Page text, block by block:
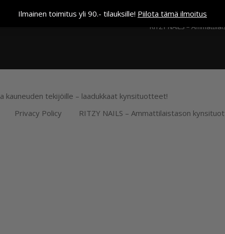
Ilmainen toimitus yli 90.- tilauksille! Piilota tämä ilmoitusKassa
RITZY NAILS –
kauneuden tekijöille – laadukkaat kynsituotteet!
Privacy Policy
RITZY NAILS – Ammattilaistason